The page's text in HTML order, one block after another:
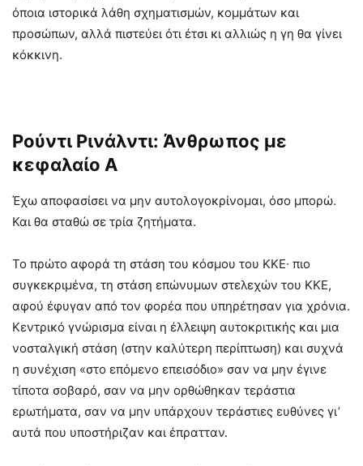
όποια ιστορικά λάθη σχηματισμών, κομμάτων και
προσώπων, αλλά πιστεύει ότι έτσι κι αλλιώς η γη θα γίνει
κόκκινη.
Ρούντι Ρινάλντι: Άνθρωπος με
κεφαλαίο Α
Έχω αποφασίσει να μην αυτολογοκρίνομαι, όσο μπορώ.
Και θα σταθώ σε τρία ζητήματα.
Το πρώτο αφορά τη στάση του κόσμου του ΚΚΕ∙ πιο
συγκεκριμένα, τη στάση επώνυμων στελεχών του ΚΚΕ,
αφού έφυγαν από τον φορέα που υπηρέτησαν για χρόνια.
Κεντρικό γνώρισμα είναι η έλλειψη αυτοκριτικής και μια
νοσταλγική στάση (στην καλύτερη περίπτωση) και συχνά
η συνέχιση «στο επόμενο επεισόδιο» σαν να μην έγινε
τίποτα σοβαρό, σαν να μην ορθώθηκαν τεράστια
ερωτήματα, σαν να μην υπάρχουν τεράστιες ευθύνες γι’
αυτά που υποστήριζαν και έπρατταν.